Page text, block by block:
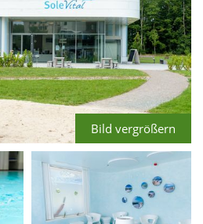
Bild vergrößern